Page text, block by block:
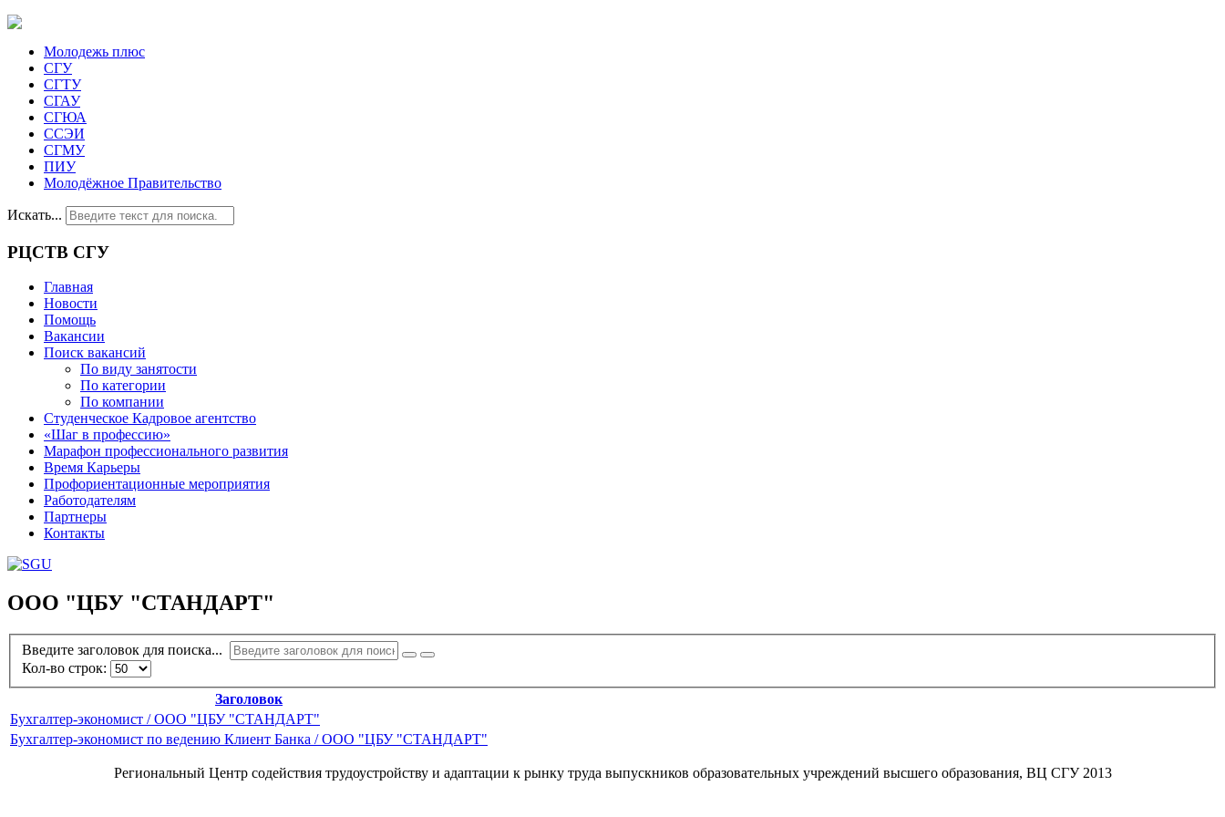
Молодежь плюс
СГУ
СГТУ
СГАУ
СГЮА
ССЭИ
СГМУ
ПИУ
Молодёжное Правительство
Искать...
РЦСТВ СГУ
Главная
Новости
Помощь
Вакансии
Поиск вакансий
По виду занятости
По категории
По компании
Студенческое Кадровое агентство
«Шаг в профессию»
Марафон профессионального развития
Время Карьеры
Профориентационные мероприятия
Работодателям
Партнеры
Контакты
ООО "ЦБУ "СТАНДАРТ"
Введите заголовок для поиска...
Кол-во строк:
Заголовок
Бухгалтер-экономист / ООО "ЦБУ "СТАНДАРТ"
Бухгалтер-экономист по ведению Клиент Банка / ООО "ЦБУ "СТАНДАРТ"
Региональный Центр содействия трудоустройству и адаптации к рынку труда выпускников образовательных учреждений высшего образования, ВЦ СГУ 2013